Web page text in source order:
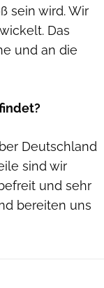
sein wird. Wir
Das
und an die
Deutschland
sind wir
und sehr
bereiten uns